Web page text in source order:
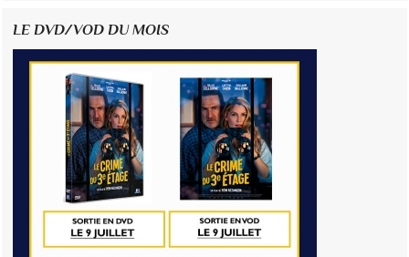
LE DVD/VOD DU MOIS